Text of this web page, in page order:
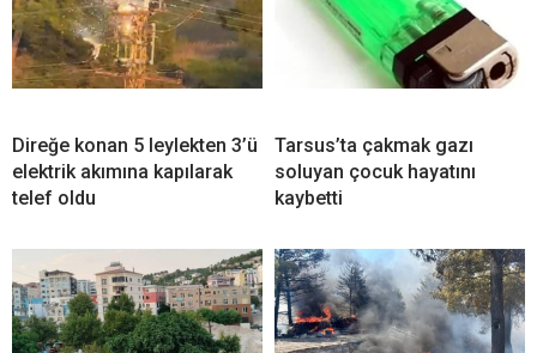
Direğe konan 5 leylekten 3’ü
elektrik akımına kapılarak
telef oldu
Tarsus’ta çakmak gazı
soluyan çocuk hayatını
kaybetti